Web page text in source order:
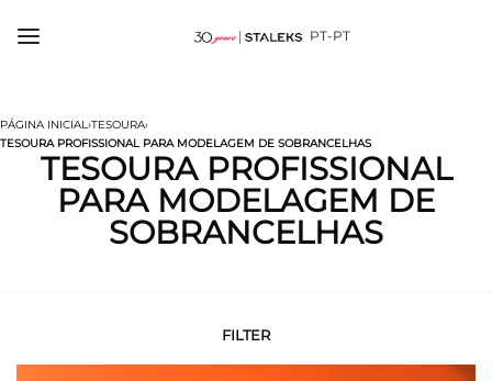
PT-PT
PÁGINA INICIAL›TESOURA›
TESOURA PROFISSIONAL PARA MODELAGEM DE SOBRANCELHAS
TESOURA PROFISSIONAL
PARA MODELAGEM DE
SOBRANCELHAS
FILTER